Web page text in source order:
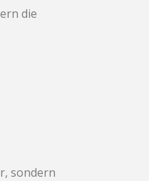
die
sondern